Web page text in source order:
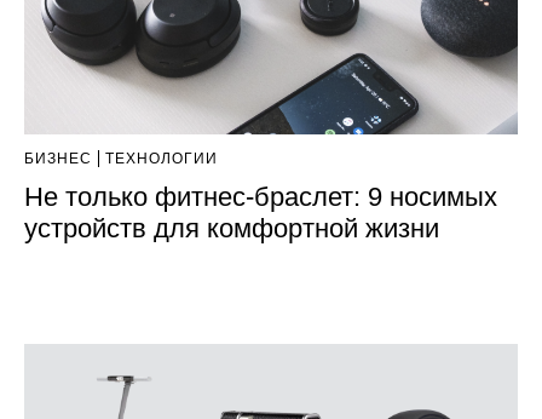
БИЗНЕС ТЕХНОЛОГИИ
Не только фитнес-браслет: 9 носимых
устройств для комфортной жизни